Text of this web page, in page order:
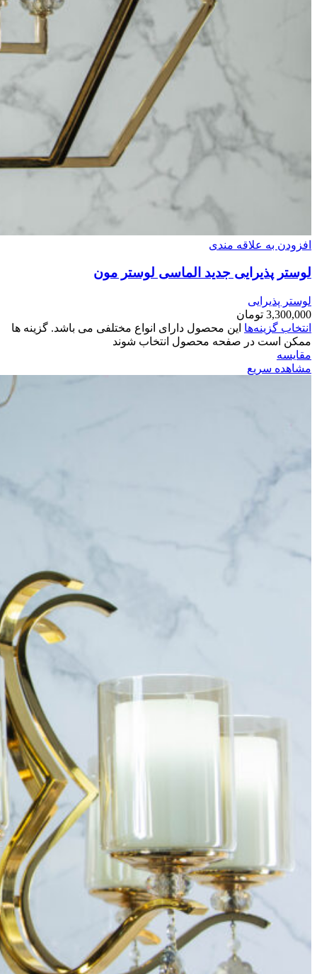
افزودن به علاقه مندی
لوستر پذیرایی جدید الماسی لوستر مون
لوستر پذیرایی
3,300,000 تومان
انتخاب گزینه‌ها این محصول دارای انواع مختلفی می باشد. گزینه ها
ممکن است در صفحه محصول انتخاب شوند
مقایسه
مشاهده سریع